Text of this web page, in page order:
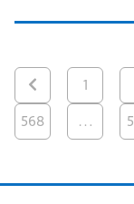
1
568 …